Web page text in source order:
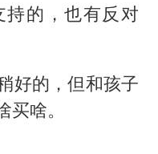
的，也有反对
好的，但和孩子
啥。